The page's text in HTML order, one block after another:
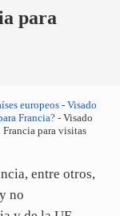
para
europeos- Visado
Francia?- Visado
para visitas
entre otros,
no